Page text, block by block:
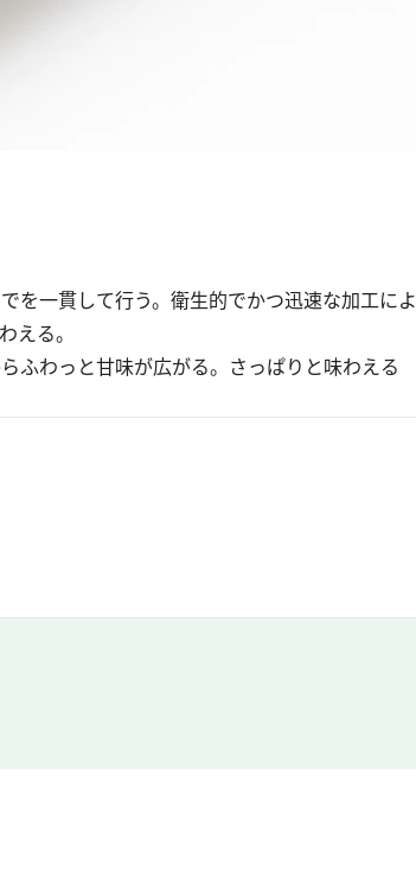
を一貫して行う。衛生的でかつ迅速な加工によ
える。
ふわっと甘味が広がる。さっぱりと味わえる